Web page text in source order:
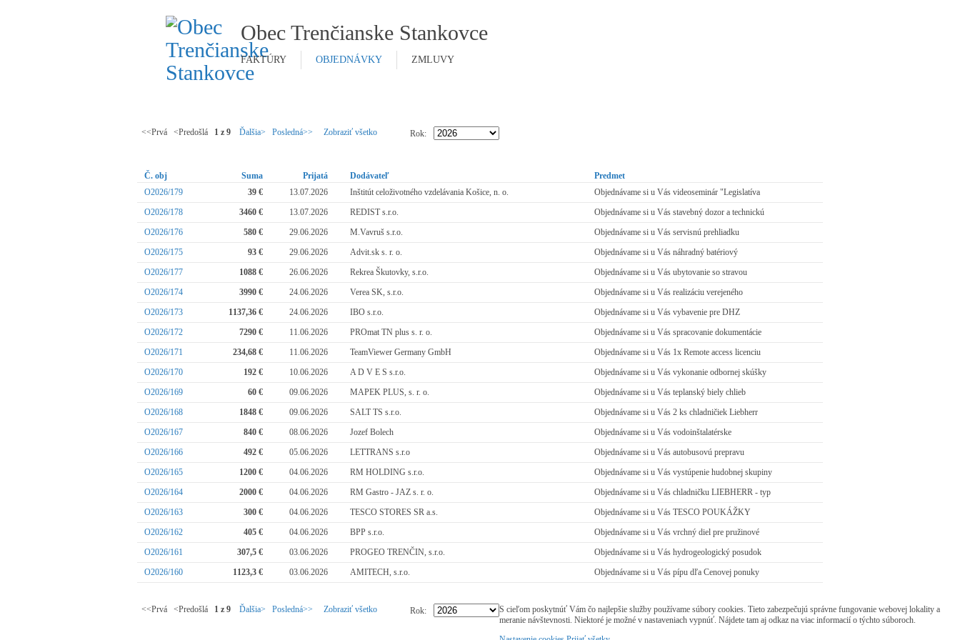
Obec Trenčianske Stankovce
FAKTÚRY OBJEDNÁVKY ZMLUVY
<<Prvá <Predošlá 1 z 9 Ďalšia> Posledná>> Zobraziť všetko Rok:
Č. obj Suma Prijatá Dodávateľ
Predmet
O2026/179
39 € 13.07.2026 Inštitút celoživotného vzdelávania Košice, n. o.
Objednávame si u Vás videoseminár "Legislatíva
O2026/178
3460 € 13.07.2026 REDIST s.r.o.
Objednávame si u Vás stavebný dozor a technickú
O2026/176
580 € 29.06.2026 M.Vavruš s.r.o.
Objednávame si u Vás servisnú prehliadku
O2026/175
93 € 29.06.2026 Advit.sk s. r. o.
Objednávame si u Vás náhradný batériový
O2026/177
1088 € 26.06.2026 Rekrea Škutovky, s.r.o.
Objednávame si u Vás ubytovanie so stravou
O2026/174
3990 € 24.06.2026 Verea SK, s.r.o.
Objednávame si u Vás realizáciu verejeného
O2026/173
1137,36 € 24.06.2026 IBO s.r.o.
Objednávame si u Vás vybavenie pre DHZ
O2026/172
7290 € 11.06.2026 PROmat TN plus s. r. o.
Objednávame si u Vás spracovanie dokumentácie
O2026/171
234,68 € 11.06.2026 TeamViewer Germany GmbH
Objednávame si u Vás 1x Remote access licenciu
O2026/170
192 € 10.06.2026 A D V E S s.r.o.
Objednávame si u Vás vykonanie odbornej skúšky
O2026/169
60 € 09.06.2026 MAPEK PLUS, s. r. o.
Objednávame si u Vás teplanský biely chlieb
O2026/168
1848 € 09.06.2026 SALT TS s.r.o.
Objednávame si u Vás 2 ks chladničiek Liebherr
O2026/167
840 € 08.06.2026 Jozef Bolech
Objednávame si u Vás vodoinštalatérske
O2026/166
492 € 05.06.2026 LETTRANS s.r.o
Objednávame si u Vás autobusovú prepravu
O2026/165
1200 € 04.06.2026 RM HOLDING s.r.o.
Objednávame si u Vás vystúpenie hudobnej skupiny
O2026/164
2000 € 04.06.2026 RM Gastro - JAZ s. r. o.
Objednávame si u Vás chladničku LIEBHERR - typ
O2026/163
300 € 04.06.2026 TESCO STORES SR a.s.
Objednávame si u Vás TESCO POUKÁŽKY
O2026/162
405 € 04.06.2026 BPP s.r.o.
Objednávame si u Vás vrchný diel pre pružinové
O2026/161
307,5 € 03.06.2026 PROGEO TRENČIN, s.r.o.
Objednávame si u Vás hydrogeologický posudok
O2026/160
1123,3 € 03.06.2026 AMITECH, s.r.o. Objednávame si u Vás pípu dľa Cenovej ponuky
<<Prvá <Predošlá 1 z 9 Ďalšia> Posledná>> Zobraziť všetko Rok:
S cieľom poskytnúť Vám čo najlepšie služby používame súbory cookies. Tieto zabezpečujú správne fungovanie webovej lokality a
meranie návštevnosti. Niektoré je možné v nastaveniach vypnúť. Nájdete tam aj odkaz na viac informacií o týchto súboroch.